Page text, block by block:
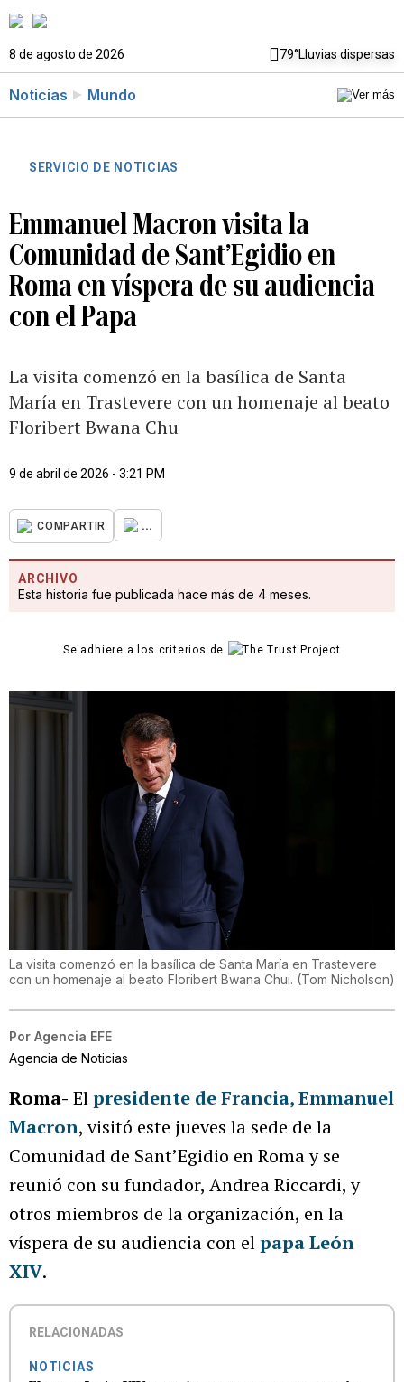
8 de agosto de 2026 79°Lluvias dispersas
Noticias Mundo
SERVICIO DE NOTICIAS
Emmanuel Macron visita la
Comunidad de Sant’Egidio en
Roma en víspera de su audiencia
con el Papa
La visita comenzó en la basílica de Santa
María en Trastevere con un homenaje al beato
Floribert Bwana Chu
9 de abril de 2026 - 3:21 PM
COMPARTIR ...
ARCHIVO
Esta historia fue publicada hace más de 4 meses.
Se adhiere a los criterios de
La visita comenzó en la basílica de Santa María en Trastevere
con un homenaje al beato Floribert Bwana Chui. (Tom Nicholson)
Por Agencia EFE
Agencia de Noticias
Roma- Elpresidente de Francia, Emmanuel
Macron, visitó este jueves la sede de la
Comunidad de Sant’Egidio en Roma y se
reunió con su fundador, Andrea Riccardi, y
otros miembros de la organización, en la
víspera de su audiencia con elpapa León
XIV.
RELACIONADAS
NOTICIAS